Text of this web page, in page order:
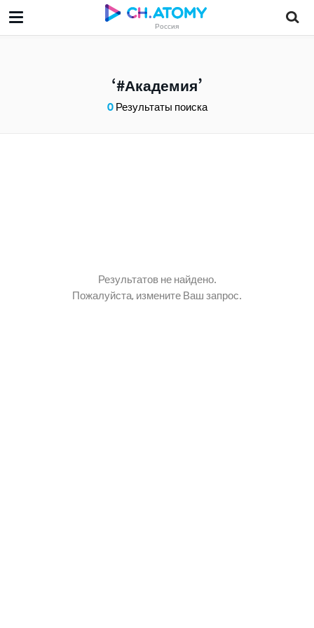
Россия
#Академия
0Результаты поиска
Результатов не найдено.
Пожалуйста, измените Ваш запрос.